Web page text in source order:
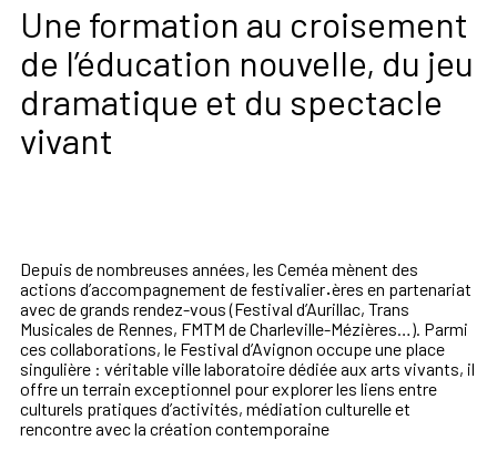
Une formation au croisement
de l’éducation nouvelle, du jeu
dramatique et du spectacle
vivant
Depuis de nombreuses années, les Ceméa mènent des
actions d’accompagnement de festivalier·ères en partenariat
avec de grands rendez-vous (Festival d’Aurillac, Trans
Musicales de Rennes, FMTM de Charleville-Mézières…). Parmi
ces collaborations, le Festival d’Avignon occupe une place
singulière : véritable ville laboratoire dédiée aux arts vivants, il
offre un terrain exceptionnel pour explorer les liens entre
culturels pratiques d’activités, médiation culturelle et
rencontre avec la création contemporaine